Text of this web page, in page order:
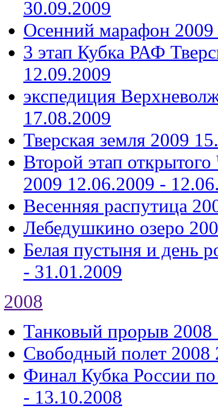
30.09.2009
Осенний марафон 2009
3 этап Кубка РАФ
12.09.2009
экспедиция
17.08.2009
Тверская земля 2009
Второй этап
2009 12.06.2009 -
Весенняя распутица
Лебедушкино озеро
Белая пустыня и день
- 31.01.2009
2008
Танковый прорыв 2008
Свободный полет 2008
Финал Кубка России
- 13.10.2008